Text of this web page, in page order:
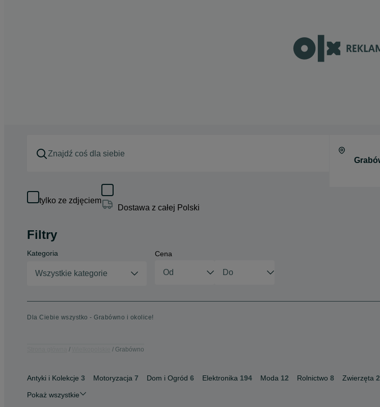
tylko ze zdjęciem
Dostawa z całej Polski
Filtry
Kategoria
Wszystkie kategorie
Cena
Dla Ciebie wszystko - Grabówno i okolice!
Grabówno
Antyki i Kolekcje 3 Motoryzacja 7 Dom i Ogród 6 Elektronika 194 Moda 12 Rolnictwo 8 Zwierzęta 2
Pokaż wszystkie